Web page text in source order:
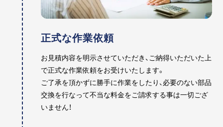
正式な作業依頼
お見積内容を明示させていただき、ご納得いただいた上
で正式な作業依頼をお受けいたします。
ご了承を頂かずに勝手に作業をしたり、必要のない部品
交換を行なって不当な料金をご請求する事は一切ござ
いません！